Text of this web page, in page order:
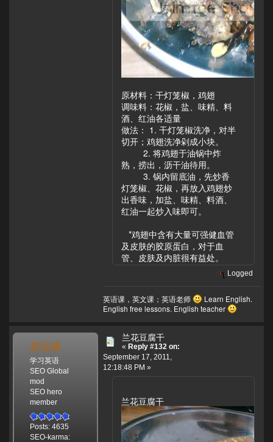
原材料：干灯笼椒，鸡翅
调味料：花椒，盐、味精、料
酒、红油各适量
做法： 1. 干灯笼椒洗净，对半
切开；鸡翅洗净剁成小块。
2. 将鸡翅于油锅中炸
熟，捞出，沥干油待用。
3. 锅内留底油，先炒香
灯笼椒、花椒，再放入鸡翅炒
出香味，加盐、味精、料酒、
红油一起炒入味即可。
*鸡翅中含有大量可强健血管
及皮肤的胶原蛋白，对于血
管、皮肤及内脏很有益处。
Logged
英语课，英文课；英语老师
Learn English.
English free lessons. English teacher
英语课
学习英语
SEO Global
mod
SEO hero
member
Posts: 4635
SEO-karma:
兰花豆腐干
« Reply #132 on:
September 17, 2011,
12:18:48 PM »
兰花豆腐干